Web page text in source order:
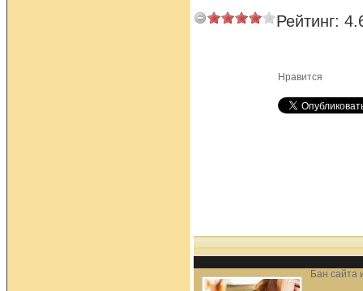
Рейтинг:
Нравится
Бан сайта